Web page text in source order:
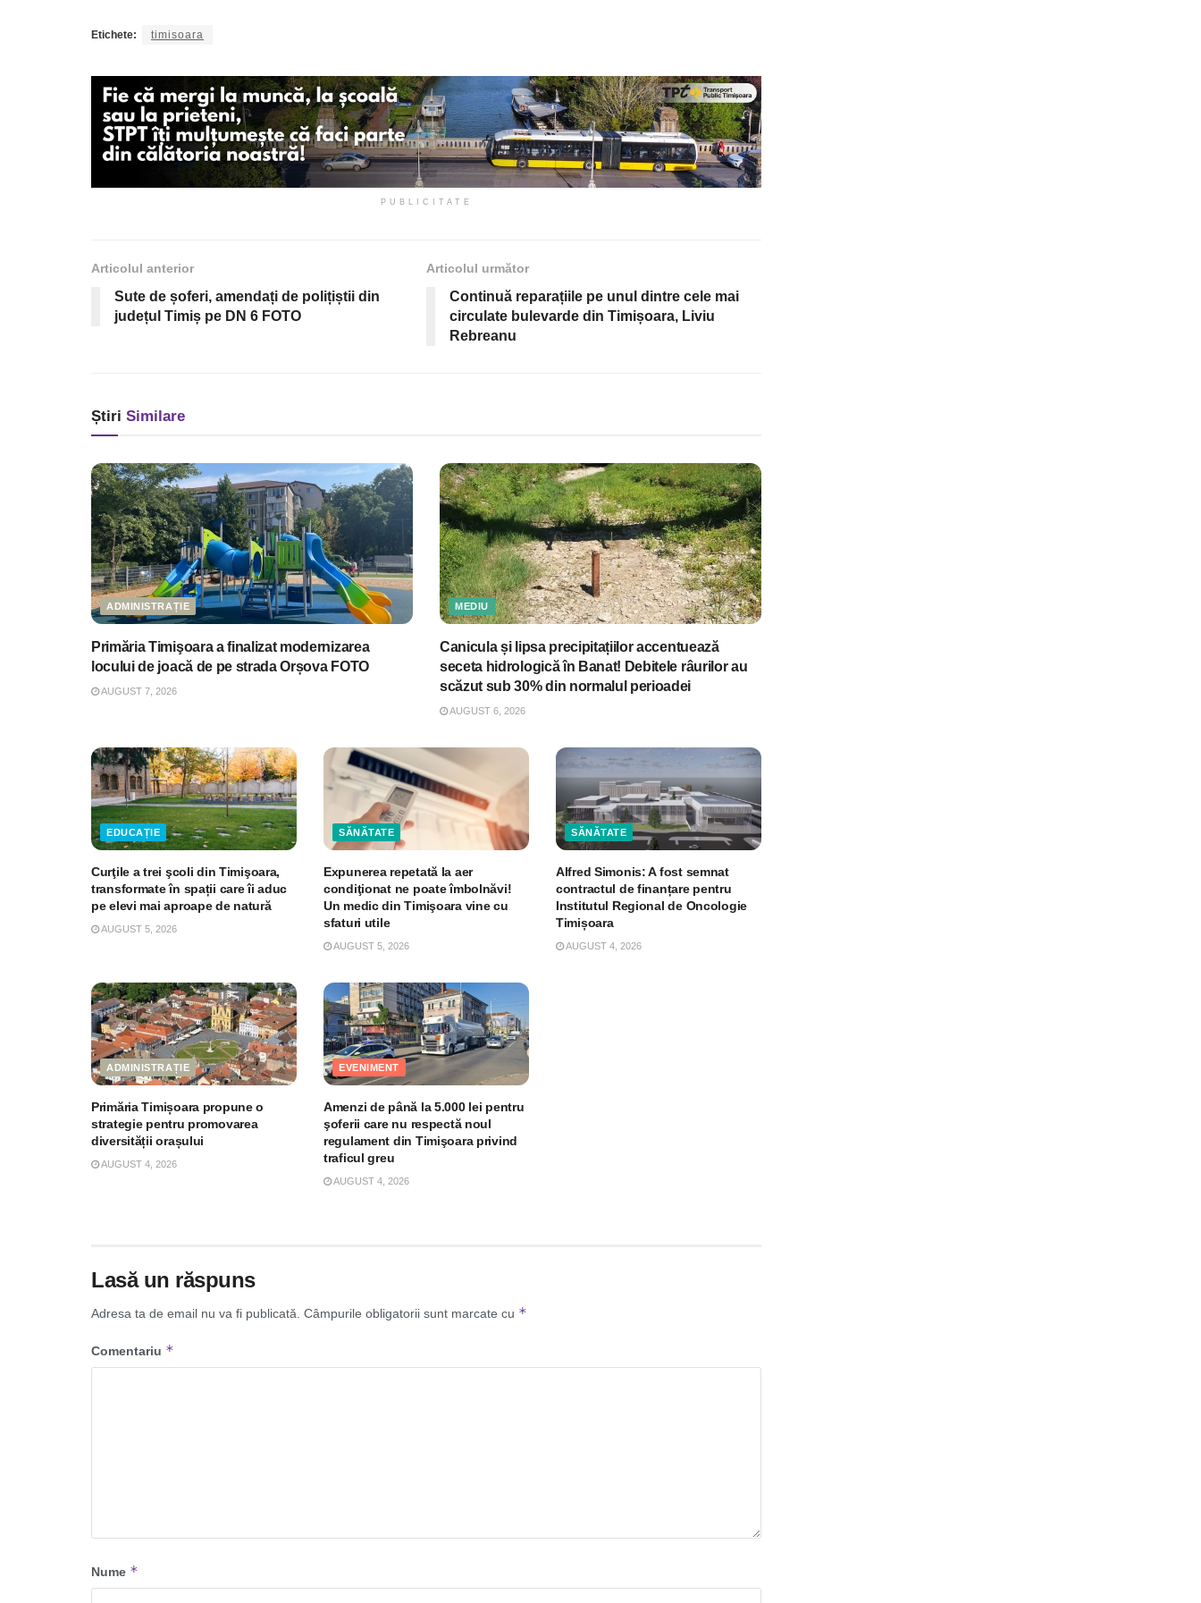
Etichete: timisoara
PUBLICITATE
Articolul anterior
Sute de șoferi, amendați de polițiștii din
județul Timiș pe DN 6 FOTO
Articolul următor
Continuă reparațiile pe unul dintre cele mai
circulate bulevarde din Timișoara, Liviu
Rebreanu
Știri Similare
ADMINISTRAȚIE
Primăria Timişoara a finalizat modernizarea
locului de joacă de pe strada Orșova FOTO
AUGUST 7, 2026
MEDIU
Canicula și lipsa precipitațiilor accentuează
seceta hidrologică în Banat! Debitele râurilor au
scăzut sub 30% din normalul perioadei
AUGUST 6, 2026
EDUCAȚIE
Curţile a trei şcoli din Timişoara,
transformate în spații care îi aduc
pe elevi mai aproape de natură
AUGUST 5, 2026
SĂNĂTATE
Expunerea repetată la aer
condiţionat ne poate îmbolnăvi!
Un medic din Timişoara vine cu
sfaturi utile
AUGUST 5, 2026
SĂNĂTATE
Alfred Simonis: A fost semnat
contractul de finanțare pentru
Institutul Regional de Oncologie
Timișoara
AUGUST 4, 2026
ADMINISTRAȚIE
Primăria Timișoara propune o
strategie pentru promovarea
diversității orașului
AUGUST 4, 2026
EVENIMENT
Amenzi de până la 5.000 lei pentru
şoferii care nu respectă noul
regulament din Timişoara privind
traficul greu
AUGUST 4, 2026
Lasă un răspuns
Adresa ta de email nu va fi publicată. Câmpurile obligatorii sunt marcate cu *
Comentariu *
Nume *